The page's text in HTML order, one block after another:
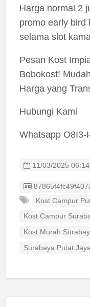
Harga normal 2
promo early bird
selama slot
Pesan Kost
Bobokost!
Harga yang
Hubungi Kami
Whatsapp O8I3-
11/03/2025 06:14
Listing ID
Kost Campur
Kost Campur
Kost Murah
Surabaya Putat Jaya